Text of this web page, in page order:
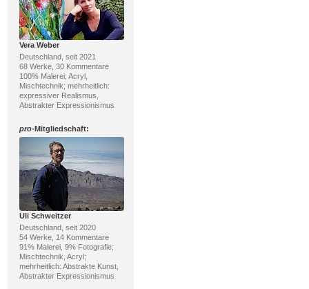
Vera Weber
Deutschland, seit 2021
68 Werke, 30 Kommentare
100% Malerei; Acryl,
Mischtechnik; mehrheitlich:
expressiver Realismus,
Abstrakter Expressionismus
pro-Mitgliedschaft:
Uli Schweitzer
Deutschland, seit 2020
54 Werke, 14 Kommentare
91% Malerei, 9% Fotografie;
Mischtechnik, Acryl;
mehrheitlich: Abstrakte Kunst,
Abstrakter Expressionismus